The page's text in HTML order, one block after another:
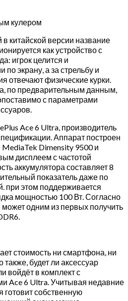
кулером
китайской версии название
как устройство с
игрок целится и
экрану, а за стрельбу и
отвечают физические курки.
по предварительным данным,
с параметрами
Ace 6 Ultra, производитель
Аппарат построен
Dimensity 9500 и
дисплеем с частотой
аккумулятора составляет 8
показатель даже по
при этом поддерживается
мощностью 100 Вт. Согласно
может одним из первых получить
стоимость ни смартфона, ни
будет ли аксессуар
войдёт в комплект с
Ace 6 Ultra. Учитывая недавние
готовит собственную